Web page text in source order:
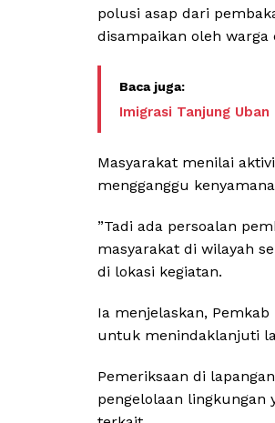
polusi asap dari
disampaikan oleh
Imigrasi Tanjung
Masyarakat menilai
mengganggu
​”Tadi ada persoalan
masyarakat di wilayah
di lokasi kegiatan.
​Ia menjelaskan,
untuk menindaklanjuti
Pemeriksaan di
pengelolaan lingkungan